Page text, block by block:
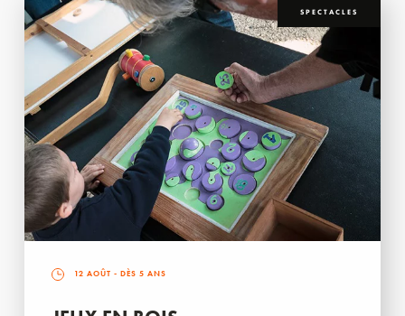
SPECTACLES
12 AOÛT - DÈS 5 ANS